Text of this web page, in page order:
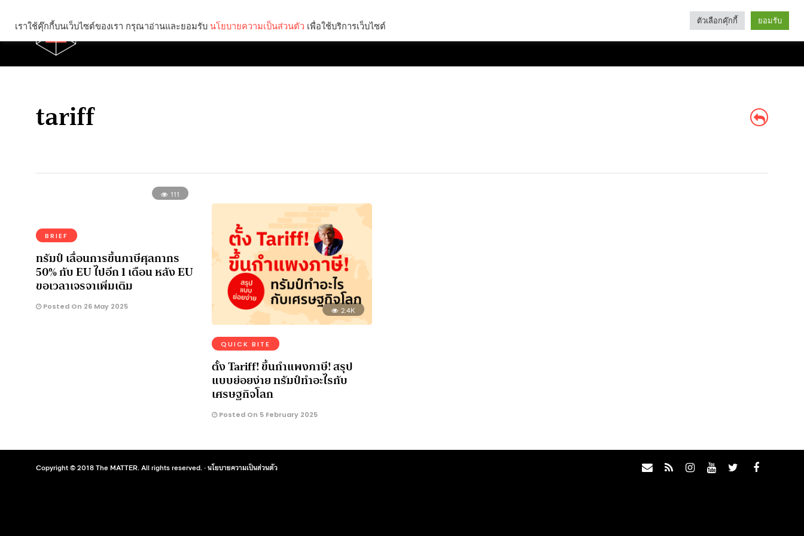
Categories
tariff
111
BRIEF
ทรัมป์ เลื่อนการขึ้นภาษีศุลกากร
50% กับ EU ไปอีก 1 เดือน หลัง EU
ขอเวลาเจรจาเพิ่มเติม
Posted On 26 May 2025 2.4K
QUICK BITE
ตั้ง Tariff! ขึ้นกำแพงภาษี! สรุป
แบบย่อยง่าย ทรัมป์ทำอะไรกับ
เศรษฐกิจโลก
Posted On 5 February 2025
Copyright © 2018 The MATTER. All rights reserved. ·นโยบายความเป็นส่วนตัว
เราใช้คุ๊กกี้บนเว็บไซต์ของเรา กรุณาอ่านและยอมรับ นโยบายความเป็นส่วนตัว เพื่อใช้บริการเว็บไซต์ ตัวเลือกคุ๊กกี้ ยอมรับ